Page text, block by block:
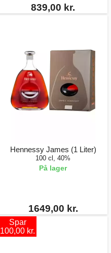
839,00 kr.
Hennessy James (1 Liter)
100 cl, 40%
På lager
1649,00 kr.
Spar
100,00 kr.